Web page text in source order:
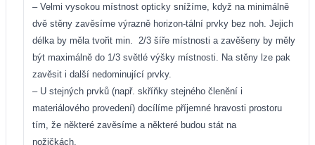
– Velmi vysokou místnost opticky snížíme, když na minimálně
dvě stěny zavěsíme výrazně horizon-tální prvky bez noh. Jejich
délka by měla tvořit min.
2/3 šíře místnosti a zavěšeny by měly
být maximálně do 1/3 světlé výšky místnosti. Na stěny lze pak
zavěsit i další nedominující prvky.
– U stejných prvků (např. skříňky stejného členění i
materiálového provedení) docílíme příjemné hravosti prostoru
tím, že některé zavěsíme a některé budou stát na
nožičkách.